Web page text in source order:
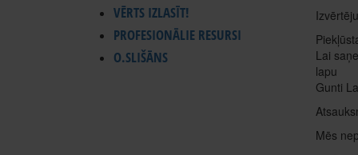
VĒRTS IZLASĪT!
PROFESIONĀLIE RESURSI
O.SLIŠĀNS
Lai
lapu
Gunti
Mēs